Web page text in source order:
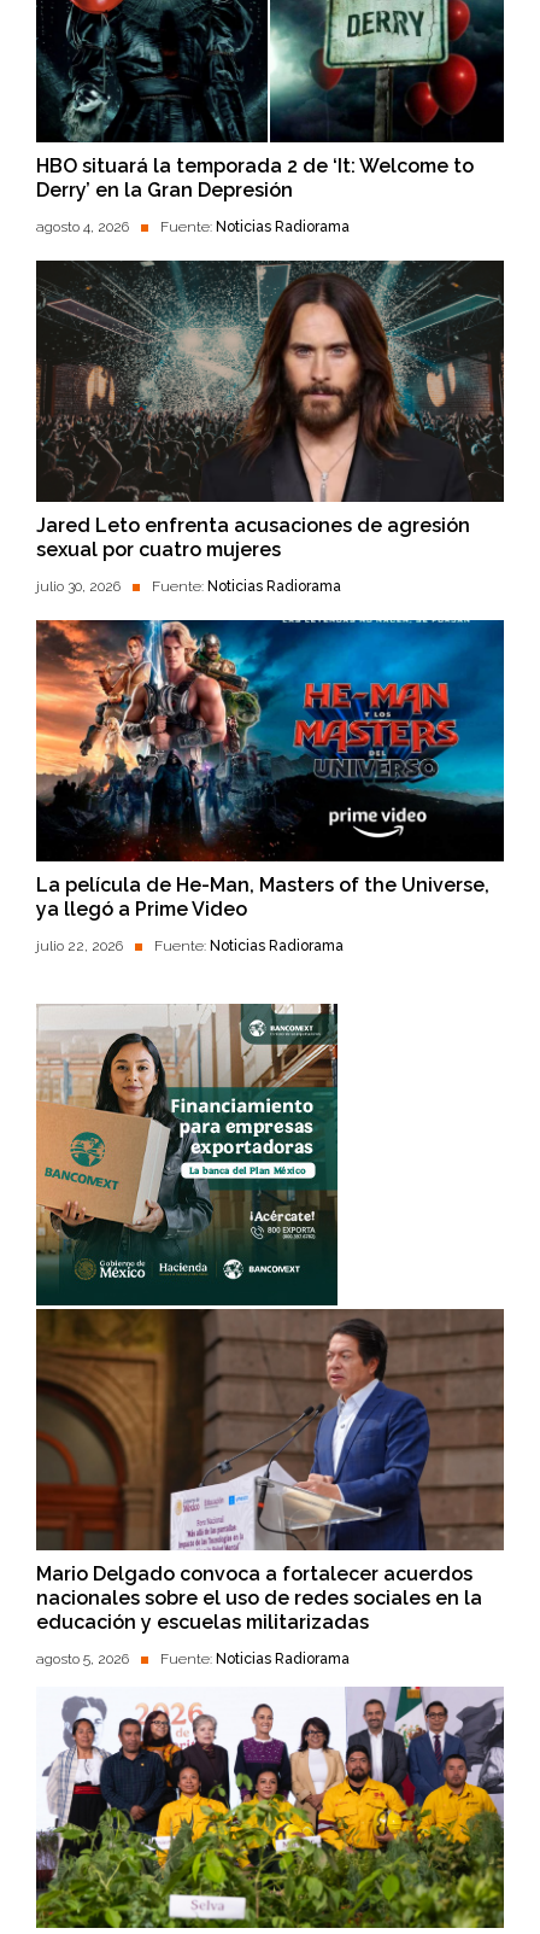
HBO situará la temporada 2 de ‘It: Welcome to
Derry’ en la Gran Depresión
agosto 4, 2026 Fuente: Noticias Radiorama
Jared Leto enfrenta acusaciones de agresión
sexual por cuatro mujeres
julio 30, 2026 Fuente: Noticias Radiorama
La película de He-Man, Masters of the Universe,
ya llegó a Prime Video
julio 22, 2026 Fuente: Noticias Radiorama
Mario Delgado convoca a fortalecer acuerdos
nacionales sobre el uso de redes sociales en la
educación y escuelas militarizadas
agosto 5, 2026 Fuente: Noticias Radiorama